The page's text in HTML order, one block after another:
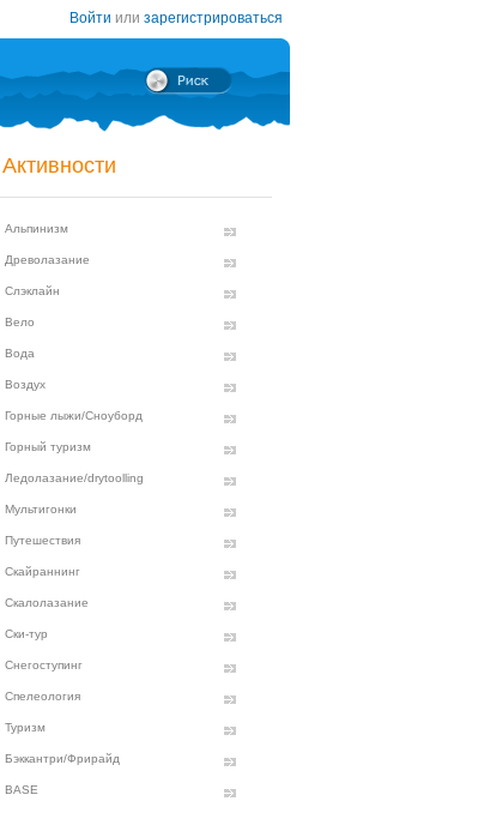
Войти или зарегистрироваться
Активности
Альпинизм
Древолазание
Слэклайн
Вело
Вода
Воздух
Горные лыжи/Сноуборд
Горный туризм
Ледолазание/drytoolling
Мультигонки
Путешествия
Скайраннинг
Скалолазание
Ски-тур
Снегоступинг
Спелеология
Туризм
Бэккантри/Фрирайд
BASE